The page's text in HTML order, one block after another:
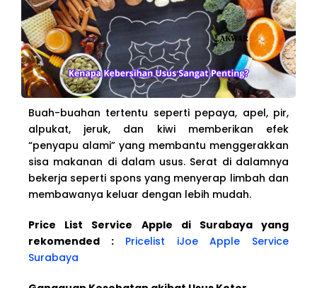
Buah-buahan tertentu seperti pepaya, apel, pir,
alpukat, jeruk, dan kiwi memberikan efek
“penyapu alami” yang membantu menggerakkan
sisa makanan di dalam usus. Serat di dalamnya
bekerja seperti spons yang menyerap limbah dan
membawanya keluar dengan lebih mudah.
Price List Service Apple di Surabaya yang
rekomended :
Pricelist iJoe Apple Service
Surabaya